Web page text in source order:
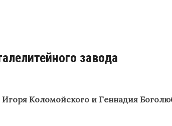
завода
Коломойского и Геннадия